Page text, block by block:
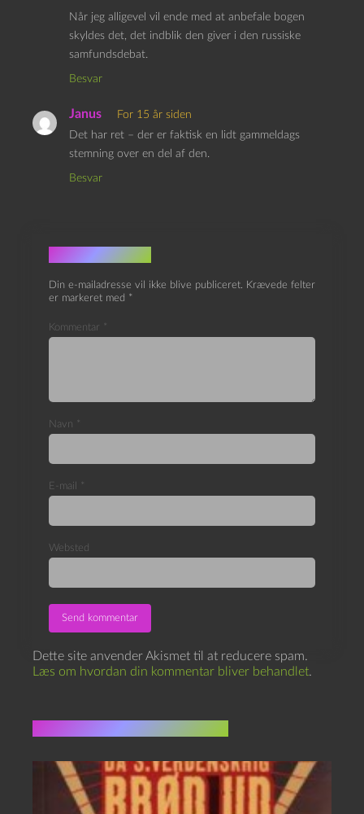
Når jeg alligevel vil ende med at anbefale bogen
skyldes det, det indblik den giver i den russiske
samfundsdebat.
Besvar
Janus
For 15 år siden
Det har ret – der er faktisk en lidt gammeldags
stemning over en del af den.
Besvar
Skriv et svar
Din e-mailadresse vil ikke blive publiceret. Krævede felter
er markeret med *
Kommentar *
Navn *
E-mail *
Websted
Dette site anvender Akismet til at reducere spam.
Læs om hvordan din kommentar bliver behandlet.